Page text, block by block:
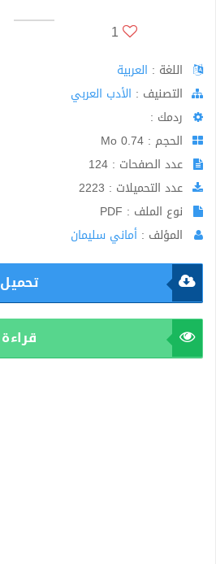
1
اللغة : العربية
اﻟﺘﺼﻨﻴﻒ : الأدب العربي
ردمك :
الحجم : 0.74 Mo
عدد الصفحات : 124
عدد التحميلات : 2223
نوع الملف : PDF
المؤلف : أماني سليمان
تحميل
قراءة